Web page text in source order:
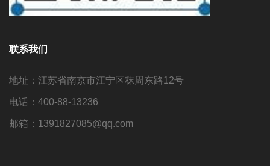
联系我们
地址：江苏省南京市江宁区秣周东路12号
电话：400-88-13236
邮箱：1391827085@qq.com